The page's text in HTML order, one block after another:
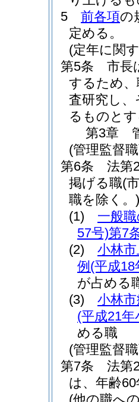
5
前各項の
定める。
(定年に関
第5条
市長
するため
査研究し
るものと
第3章
(管理監督
第6条
法第
掲げる職(
職を除く。)
(1)
一般
57号)第7
(2)
小林
例 (平成18
が占める
(3)
小林
(平成21
める職
(管理監督
第7条
法第
は、年齢